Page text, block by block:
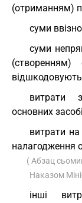
(отриманням)
суми
суми
витрати
основних
витрати
налагодження
( Абзац
Наказом
інші